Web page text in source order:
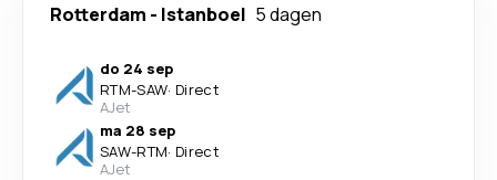
Rotterdam - Istanboel 5 dagen
do 24 sep
RTM-SAW· Direct
AJet
ma 28 sep
SAW-RTM· Direct
AJet